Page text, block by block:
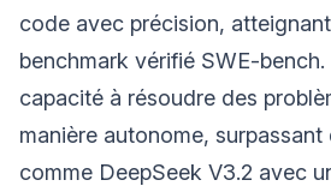
code avec précision,
benchmark vérifié SWE-
capacité à résoudre des
manière autonome, surpassant
comme DeepSeek V3.2 avec